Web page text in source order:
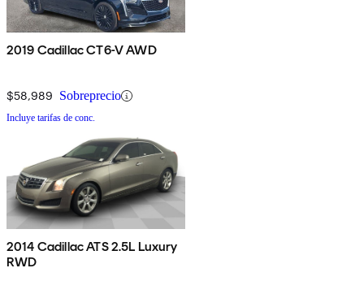
2019 Cadillac CT6-V AWD
$58,989 Sobreprecio
Incluye tarifas de conc.
2014 Cadillac ATS 2.5L Luxury
RWD